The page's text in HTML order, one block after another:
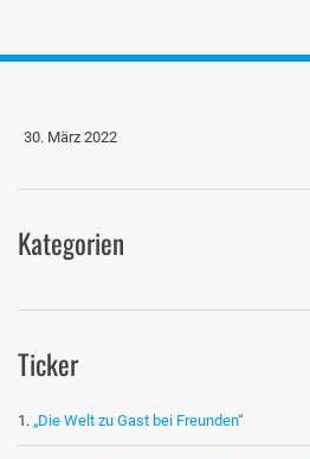
30. März 2022
Kategorien
Ticker
„Die Welt zu Gast bei Freunden“